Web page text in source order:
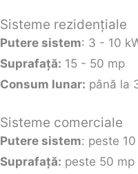
Sisteme rezidențiale
Putere sistem: 3 - 10
Suprafață: 15 - 50 mp
Consum lunar: până la
Sisteme comerciale
Putere sistem: peste
Suprafață: peste 50 mp